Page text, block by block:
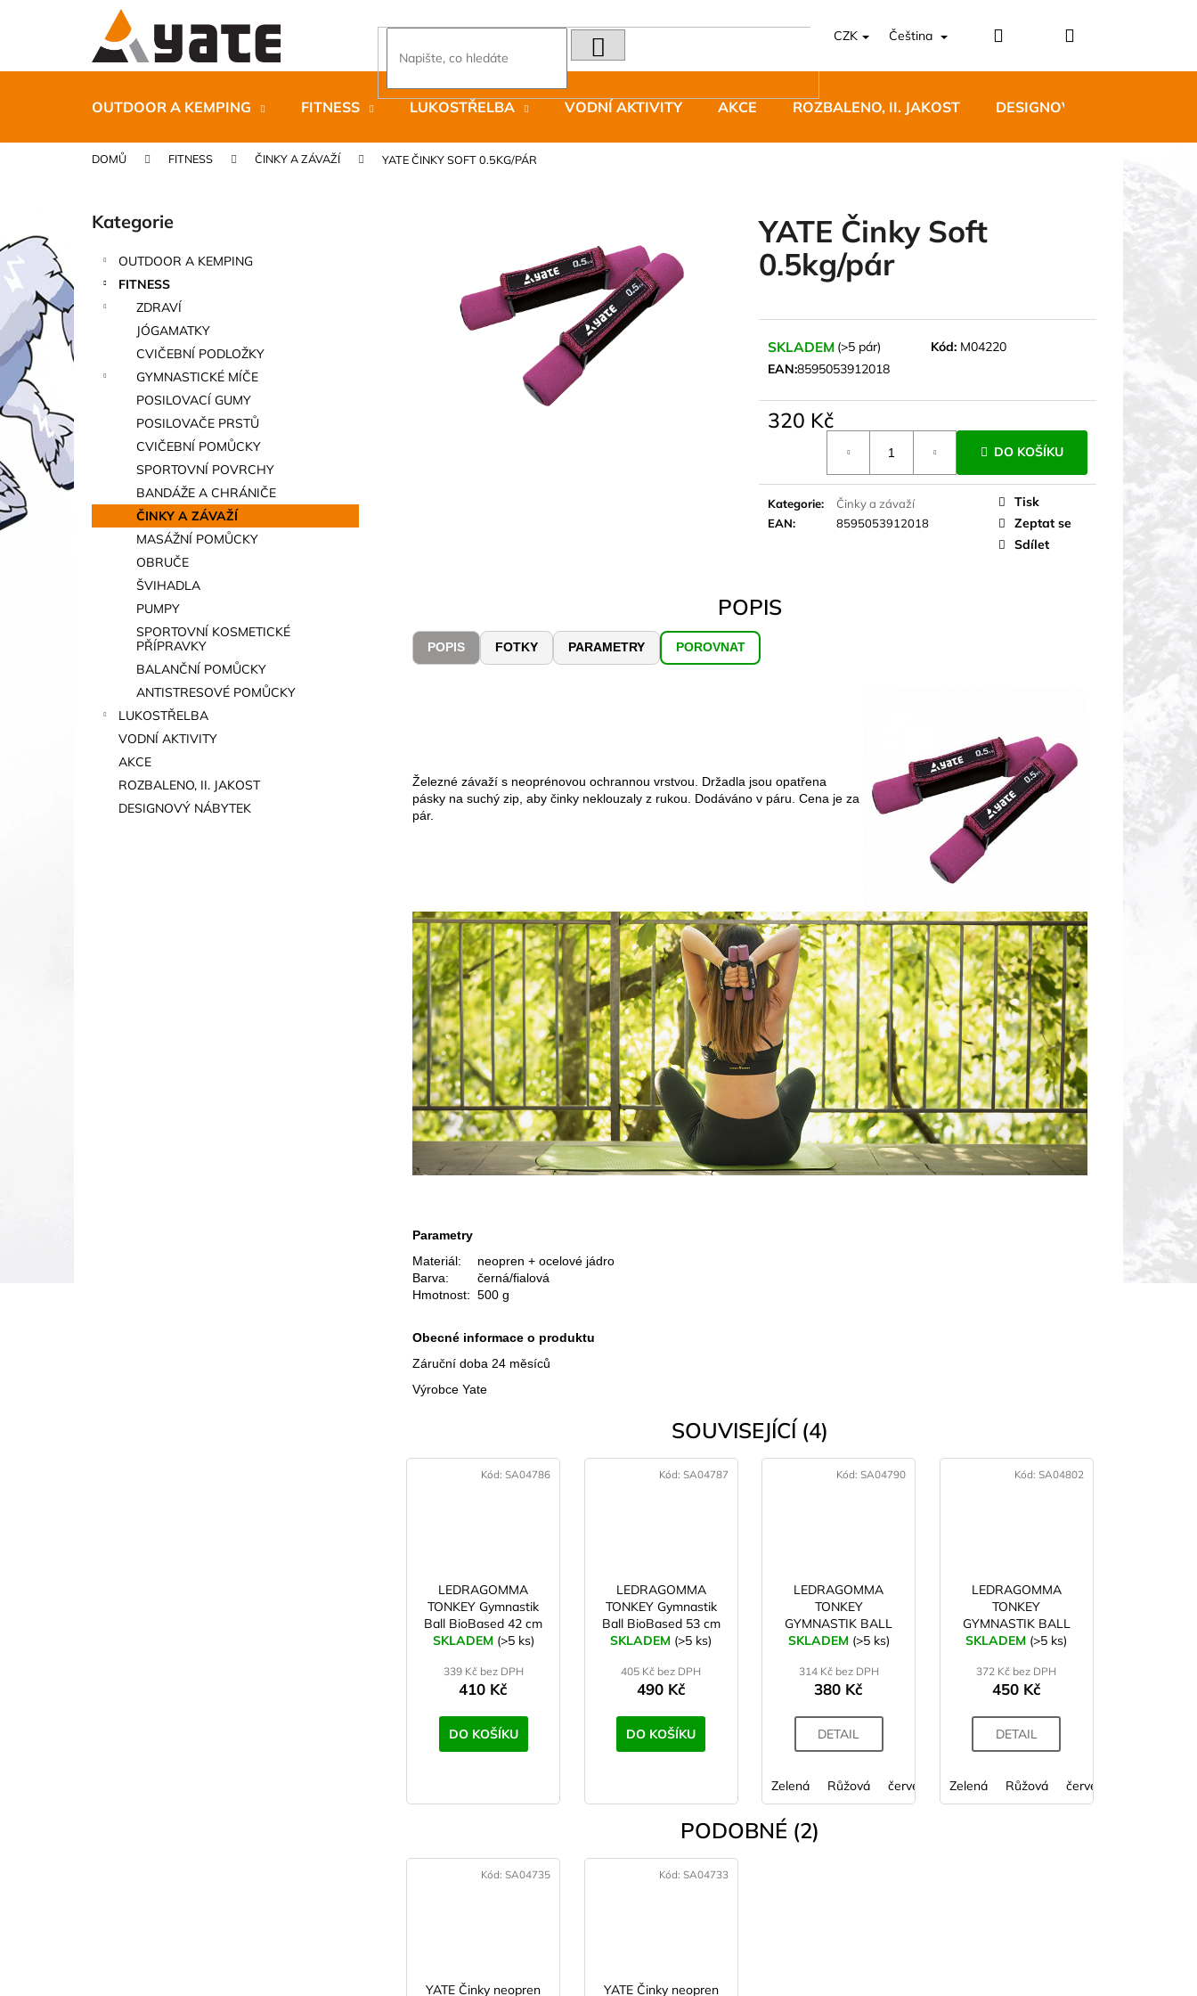
CZK Čeština PřihlášeníNákupní
OUTDOOR A KEMPING FITNESS LUKOSTŘELBA VODNÍ AKTIVITY AKCE ROZBALENO, II. JAKOST DESIGNOVÝ NÁBYTEK
DOMŮ FITNESS ČINKY A ZÁVAŽÍ YATE ČINKY SOFT 0.5KG/PÁR
r
a
n
a
n
e
l
Přeskočit
kategorie
Kategorie
OUTDOOR A KEMPING
FITNESS
ZDRAVÍ
JÓGAMATKY
CVIČEBNÍ PODLOŽKY
GYMNASTICKÉ MÍČE
POSILOVACÍ GUMY
POSILOVAČE PRSTŮ
CVIČEBNÍ POMŮCKY
SPORTOVNÍ POVRCHY
BANDÁŽE A CHRÁNIČE
ČINKY A ZÁVAŽÍ
MASÁŽNÍ POMŮCKY
OBRUČE
ŠVIHADLA
PUMPY
SPORTOVNÍ KOSMETICKÉ
PŘÍPRAVKY
BALANČNÍ POMŮCKY
ANTISTRESOVÉ POMŮCKY
LUKOSTŘELBA
VODNÍ AKTIVITY
AKCE
ROZBALENO, II. JAKOST
DESIGNOVÝ NÁBYTEK
YATE Činky Soft
0.5kg/pár
SKLADEM (>5 pár) Kód: M04220
EAN:8595053912018
320 Kč
DO KOŠÍKU
Kategorie:
Činky a závaží
EAN: 8595053912018
Tisk
Zeptat se
Sdílet
POPIS
POPIS FOTKY PARAMETRY POROVNAT
Železné závaží s neoprénovou ochrannou vrstvou. Držadla jsou opatřena
pásky na suchý zip, aby činky neklouzaly z rukou. Dodáváno v páru. Cena je za
pár.
Parametry
Materiál:
neopren + ocelové jádro
Barva:
černá/fialová
Hmotnost: 500 g
Obecné informace o produktu
Záruční doba 24 měsíců
Výrobce Yate
SOUVISEJÍCÍ (4)
LEDRAGOMMA
TONKEY Gymnastik
Ball BioBased 42 cm
limetková
SKLADEM (>5 ks)
339 Kč bez DPH
410 Kč
DO KOŠÍKU
Kód:SA04786
LEDRAGOMMA
TONKEY Gymnastik
Ball BioBased 53 cm
limetková
SKLADEM (>5 ks)
405 Kč bez DPH
490 Kč
DO KOŠÍKU
Kód: SA04787
LEDRAGOMMA
TONKEY
GYMNASTIK BALL
Maxafe 42 cm
SKLADEM (>5 ks)
314 Kč bez DPH
380 Kč
DETAIL
Zelená Růžová červená fialová limetková oranžová
Kód:SA04790
LEDRAGOMMA
TONKEY
GYMNASTIK BALL
Maxafe 53 cm
SKLADEM (>5 ks)
372 Kč bez DPH
450 Kč
DETAIL
Zelená Růžová červená
Kód: SA04802
PODOBNÉ (2)
YATE Činky neopren
Kód:SA04735
YATE Činky neopren
Kód: SA04733
í
do
do
Co potřebujete najít?
CARNOSPORT GEL 100 ML
899 Kč
LAKEN LÁHEV HLINÍK FUTURA 1500
ML MODRÁ
JOMA SIERRA 25 BĚŽECKÉ TRAILOVÉ